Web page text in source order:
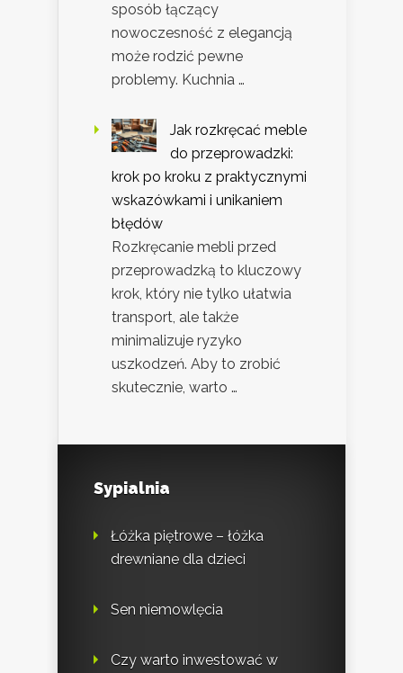
sposób łączący
nowoczesność z elegancją
może rodzić pewne
problemy. Kuchnia …
Jak rozkręcać meble
do przeprowadzki:
krok po kroku z praktycznymi
wskazówkami i unikaniem
błędów
Rozkręcanie mebli przed
przeprowadzką to kluczowy
krok, który nie tylko ułatwia
transport, ale także
minimalizuje ryzyko
uszkodzeń. Aby to zrobić
skutecznie, warto …
Sypialnia
Łóżka piętrowe – łóżka
drewniane dla dzieci
Sen niemowlęcia
Czy warto inwestować w